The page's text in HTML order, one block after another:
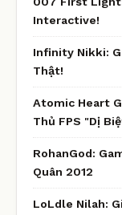
Interactive!
Infinity Nikki:
Thật!
Atomic Heart
Thủ FPS "Dị
RohanGod:
Quân 2012
LoLdle Nilah: